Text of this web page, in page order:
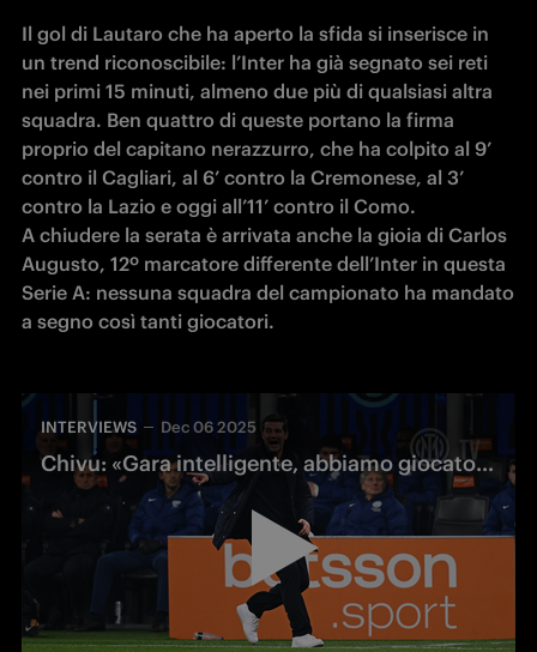
Il gol di Lautaro che ha aperto la sfida si inserisce in
un trend riconoscibile: l’Inter ha già segnato sei reti
nei primi 15 minuti, almeno due più di qualsiasi altra
squadra. Ben quattro di queste portano la firma
proprio del capitano nerazzurro, che ha colpito al 9’
contro il Cagliari, al 6’ contro la Cremonese, al 3’
contro la Lazio e oggi all’11’ contro il Como.
A chiudere la serata è arrivata anche la gioia di Carlos
Augusto, 12º marcatore differente dell’Inter in questa
Serie A: nessuna squadra del campionato ha mandato
a segno così tanti giocatori.
INTERVIEWS Dec 06 2025
Chivu: «Gara intelligente, abbiamo giocato con intensità, attenzione e coraggio»